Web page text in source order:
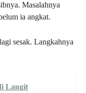
Masalahnya
ia angkat.
sesak. Langkahnya
Langit